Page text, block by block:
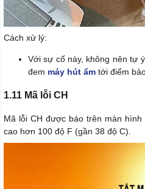
Cách xử lý:
Với sự cố này, không nên tự
đem máy hút ẩm tới điểm
1.11 Mã lỗi CH
Mã lỗi CH được báo trên màn
cao hơn 100 độ F (gần 38 độ C).